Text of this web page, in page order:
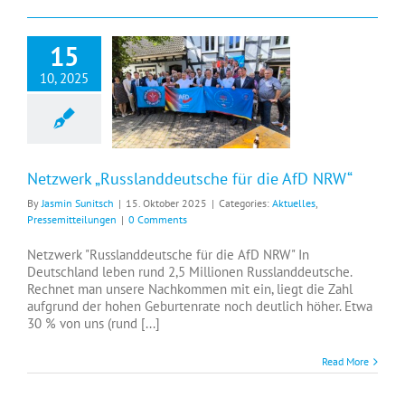
15
10, 2025
Netzwerk „Russlanddeutsche für die AfD NRW“
ByJasmin Sunitsch | 15. Oktober 2025 | Categories: Aktuelles,
Pressemitteilungen | 0 Comments
Netzwerk "Russlanddeutsche für die AfD NRW" In
Deutschland leben rund 2,5 Millionen Russlanddeutsche.
Rechnet man unsere Nachkommen mit ein, liegt die Zahl
aufgrund der hohen Geburtenrate noch deutlich höher. Etwa
30 % von uns (rund [...]
Read More